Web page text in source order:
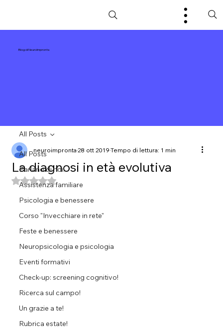
Blog di NeuroImpronta
All Posts
Parlano di noi!
Assistenza familiare
Psicologia e benessere
Corso "Invecchiare in rete"
Feste e benessere
Neuropsicologia e psicologia
Eventi formativi
Check-up: screening cognitivo!
Ricerca sul campo!
Un grazie a te!
Rubrica estate!
All Posts
La diagnosi in età evolutiva
neuroimpronta28 ott 2019Tempo di lettura: 1 min
Valutazione NaN stelle su 5.